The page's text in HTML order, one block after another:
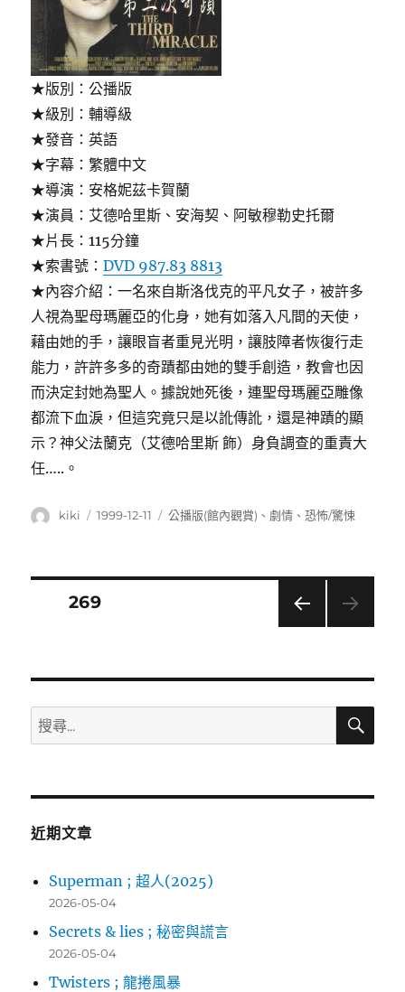
★版別：公播版
★級別：輔導級
★發音：英語
★字幕：繁體中文
★導演：安格妮茲卡賀蘭
★演員：艾德哈里斯、安海契、阿敏穆勒史托爾
★片長：115分鐘
★索書號：DVD 987.83 8813
★內容介紹：一名來自斯洛伐克的平凡女子，被許多
人視為聖母瑪麗亞的化身，她有如落入凡間的天使，
藉由她的手，讓眼盲者重見光明，讓肢障者恢復行走
能力，許許多多的奇蹟都由她的雙手創造，教會也因
而決定封她為聖人。據說她死後，連聖母瑪麗亞雕像
都流下血淚，但這究竟只是以訛傳訛，還是神蹟的顯
示？神父法蘭克（艾德哈里斯 飾）身負調查的重責大
任…..。
作
kiki
發
1999-12-11
分
公播版(館內觀賞) 、 劇情 、恐怖/驚悚
導
覽
頁次269
搜
尋
鍵
搜
近期文章
Superman ; 超人(2025)
2026-05-04
Secrets & lies ; 秘密與謊言
2026-05-04
Twisters ; 龍捲風暴